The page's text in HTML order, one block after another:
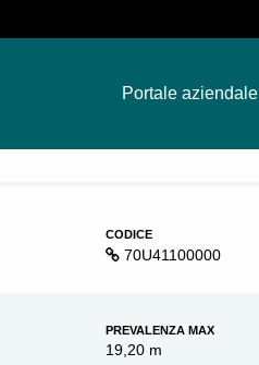
Portale aziendale
CODICE
70U41100000
PREVALENZA MAX
19,20 m